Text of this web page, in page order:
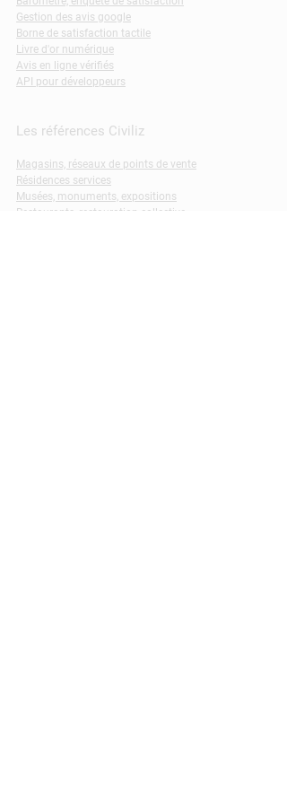
Gestion des avis google
Borne de satisfaction tactile
Livre d'or numérique
Avis en ligne vérifiés
API pour développeurs
Les références Civiliz
Magasins, réseaux de points de vente
Résidences services
Musées, monuments, expositions
Restaurants, restauration collective